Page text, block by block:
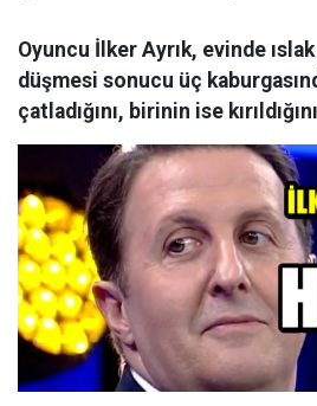
Oyuncu İlker Ayrık, evinde
düşmesi sonucu üç
çatladığını, birinin ise